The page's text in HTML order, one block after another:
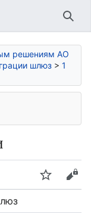
решениям АО
шлюз > 1
Следить